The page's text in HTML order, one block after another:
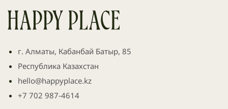
г. Алматы, Кабанбай Батыр, 85
Республика Казахстан
hello@happyplace.kz
+7 702 987-4614